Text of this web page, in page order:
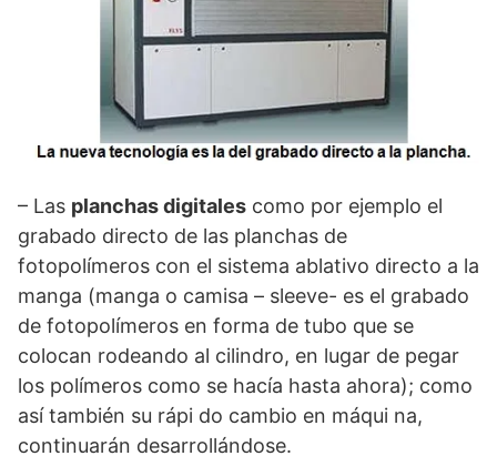
– Las planchas digitales como por ejemplo el
grabado directo de las planchas de
fotopolímeros con el sistema ablativo directo a la
manga (manga o camisa – sleeve- es el grabado
de fotopolímeros en forma de tubo que se
colocan rodeando al cilindro, en lugar de pegar
los polímeros como se hacía hasta ahora); como
así también su rápi do cambio en máqui na,
continuarán desarrollándose.